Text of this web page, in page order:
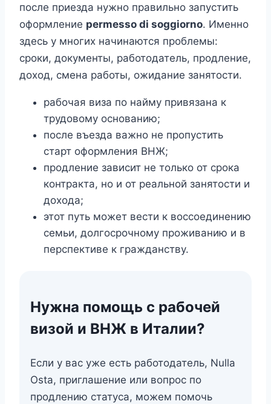
после приезда нужно правильно запустить
оформление permesso di soggiorno. Именно
здесь у многих начинаются проблемы:
сроки, документы, работодатель, продление,
доход, смена работы, ожидание занятости.
рабочая виза по найму привязана к
трудовому основанию;
после въезда важно не пропустить
старт оформления ВНЖ;
продление зависит не только от срока
контракта, но и от реальной занятости и
дохода;
этот путь может вести к воссоединению
семьи, долгосрочному проживанию и в
перспективе к гражданству.
Нужна помощь с рабочей
визой и ВНЖ в Италии?
Если у вас уже есть работодатель, Nulla
Osta, приглашение или вопрос по
продлению статуса, можем помочь